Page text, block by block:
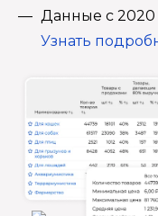
Данные с 2020
Узнать